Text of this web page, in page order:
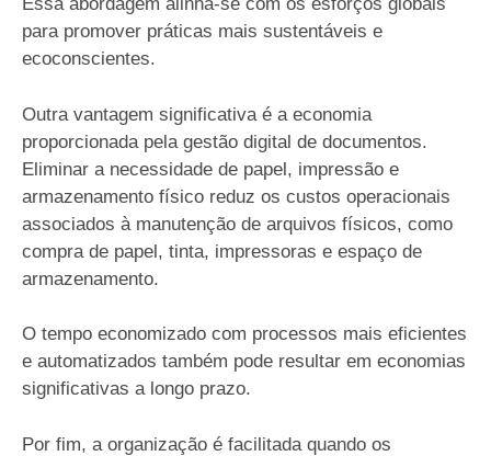
para promover práticas mais sustentáveis e
ecoconscientes.
Outra vantagem significativa é a economia
proporcionada pela gestão digital de documentos.
Eliminar a necessidade de papel, impressão e
armazenamento físico reduz os custos operacionais
associados à manutenção de arquivos físicos, como
compra de papel, tinta, impressoras e espaço de
armazenamento.
O tempo economizado com processos mais eficientes
e automatizados também pode resultar em economias
significativas a longo prazo.
Por fim, a organização é facilitada quando os